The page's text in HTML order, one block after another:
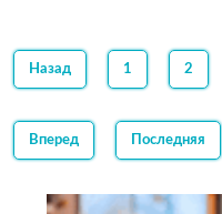
Назад 1 2
Вперед Последняя